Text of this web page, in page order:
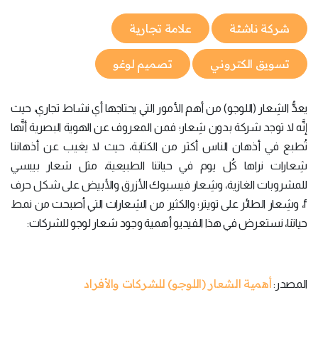
شركة ناشئة علامة تجارية
تسويق الكتروني تصميم لوغو
يعدُّ الشِعار (اللوجو) من أهم الأمور التي يحتاجها أي نشاط تجاري، حيث
إنَّه لا توجد شركة بدون شِعار؛ فمن المعروف عن الهوية البصرية أنَّها
تُطبع في أذهان الناس أكثر من الكتابة، حيث لا يغيب عن أذهاننا
شِعارات نراها كُل يوم في حياتنا الطبيعية، مثل شعار بيبسي
للمشروبات الغازية، وشِعار فيسبوك الأزرق والأبيض على شكل حرف
f، وشِعار الطائر على تويتر؛ والكثير من الشِعارات التي أصبحت من نمط
حياتنا، نستعرض في هذا الفيديو أهمية وجود شعار لوجو للشركات:
المصدر:أهمية الشعار (اللوجو) للشركات والأفراد